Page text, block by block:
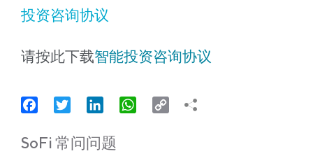
投资咨询协议
请按此下载智能投资咨询协议
FacebookTwitter LinkedInWhatsApp
Copy
SoFi 常问问题